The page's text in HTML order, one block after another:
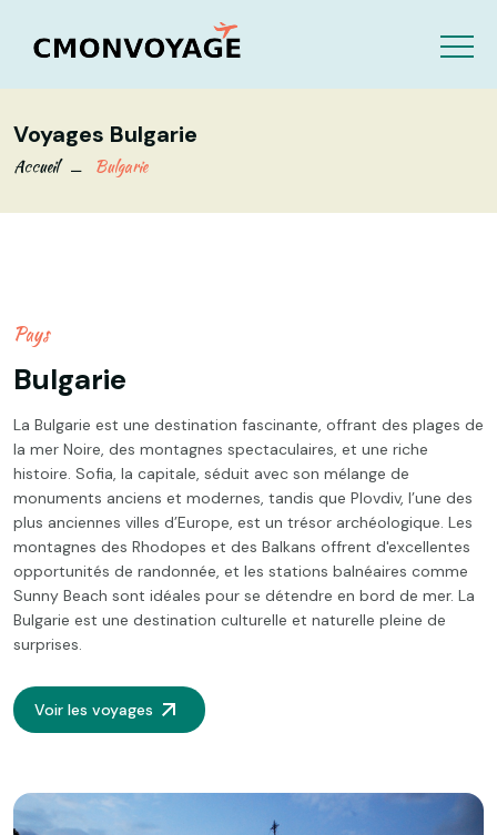
Voyages Bulgarie
Accueil Bulgarie
Pays
Bulgarie
La Bulgarie est une destination fascinante, offrant des plages de
la mer Noire, des montagnes spectaculaires, et une riche
histoire. Sofia, la capitale, séduit avec son mélange de
monuments anciens et modernes, tandis que Plovdiv, l’une des
plus anciennes villes d’Europe, est un trésor archéologique. Les
montagnes des Rhodopes et des Balkans offrent d'excellentes
opportunités de randonnée, et les stations balnéaires comme
Sunny Beach sont idéales pour se détendre en bord de mer. La
Bulgarie est une destination culturelle et naturelle pleine de
surprises.
Voir les voyages